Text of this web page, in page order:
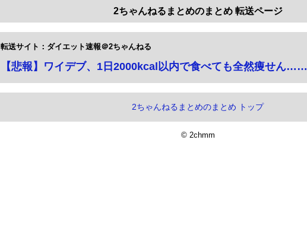
2ちゃんねるまとめのまとめ 転送ページ
転送サイト：ダイエット速報＠2ちゃんねる
【悲報】ワイデブ、1日2000kcal以内で食べても全然痩せん……
2ちゃんねるまとめのまとめ トップ
© 2chmm